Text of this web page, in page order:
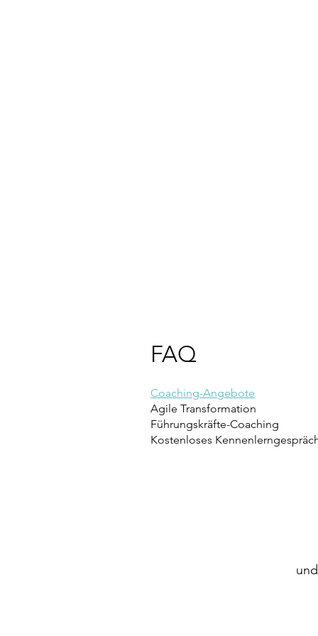
FAQ
Coaching-Angebote
Agile Transformation
Führungskräfte-Coaching
Kostenloses